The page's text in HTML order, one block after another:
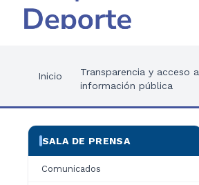
Inicio
Transparencia y acceso a
información pública
SALA DE PRENSA
Comunicados